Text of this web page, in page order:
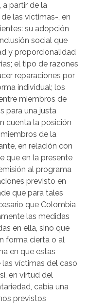
partir de la
las víctimas-, en
su adopción
social que
y proporcionalidad
el tipo de razones
reparaciones por
individual; los
miembros de
para una justa
cuenta la posición
de la
en relación con
que en la presente
al programa
previsto en
que para tales
que Colombia
las medidas
en ella, sino que
forma cierta o al
en que estas
las víctimas del caso
en virtud del
cabía una
previstos